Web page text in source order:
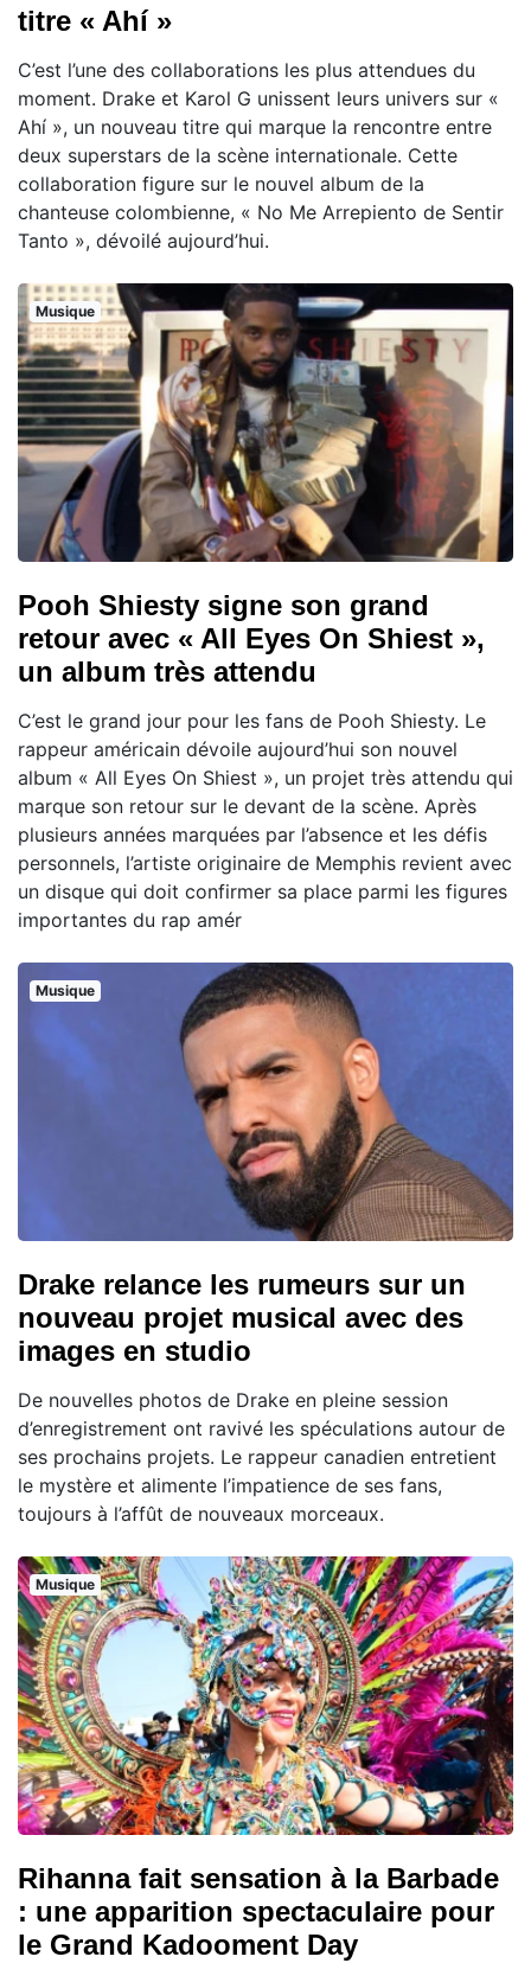
titre « Ahí »
C’est l’une des collaborations les plus attendues du
moment. Drake et Karol G unissent leurs univers sur «
Ahí », un nouveau titre qui marque la rencontre entre
deux superstars de la scène internationale. Cette
collaboration figure sur le nouvel album de la
chanteuse colombienne, « No Me Arrepiento de Sentir
Tanto », dévoilé aujourd’hui.
Musique
Pooh Shiesty signe son grand
retour avec « All Eyes On Shiest »,
un album très attendu
C’est le grand jour pour les fans de Pooh Shiesty. Le
rappeur américain dévoile aujourd’hui son nouvel
album « All Eyes On Shiest », un projet très attendu qui
marque son retour sur le devant de la scène. Après
plusieurs années marquées par l’absence et les défis
personnels, l’artiste originaire de Memphis revient avec
un disque qui doit confirmer sa place parmi les figures
importantes du rap amér
Musique
Drake relance les rumeurs sur un
nouveau projet musical avec des
images en studio
De nouvelles photos de Drake en pleine session
d’enregistrement ont ravivé les spéculations autour de
ses prochains projets. Le rappeur canadien entretient
le mystère et alimente l’impatience de ses fans,
toujours à l’affût de nouveaux morceaux.
Musique
Rihanna fait sensation à la Barbade
: une apparition spectaculaire pour
le Grand Kadooment Day